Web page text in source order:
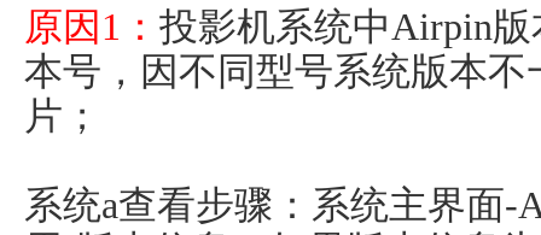
原因1： 投影机系统中Airpin
本号，因不同型号系统版本不
片；
系统a查看步骤：系统主界面-